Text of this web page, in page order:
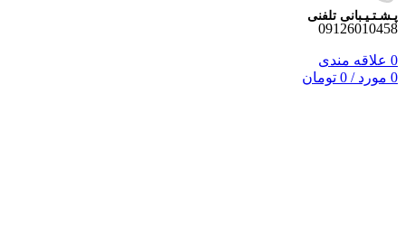
پـشـتـیـبانی تلفنی
09126010458
0 علاقه مندی
0 مورد /
0 تومان